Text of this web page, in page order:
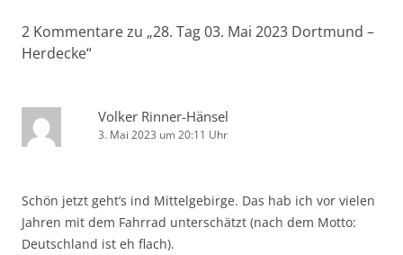
2 Kommentare zu „28. Tag 03. Mai 2023 Dortmund –
Herdecke“
Volker Rinner-Hänsel
3. Mai 2023 um 20:11 Uhr
Schön jetzt geht’s ind Mittelgebirge. Das hab ich vor vielen
Jahren mit dem Fahrrad unterschätzt (nach dem Motto:
Deutschland ist eh flach).